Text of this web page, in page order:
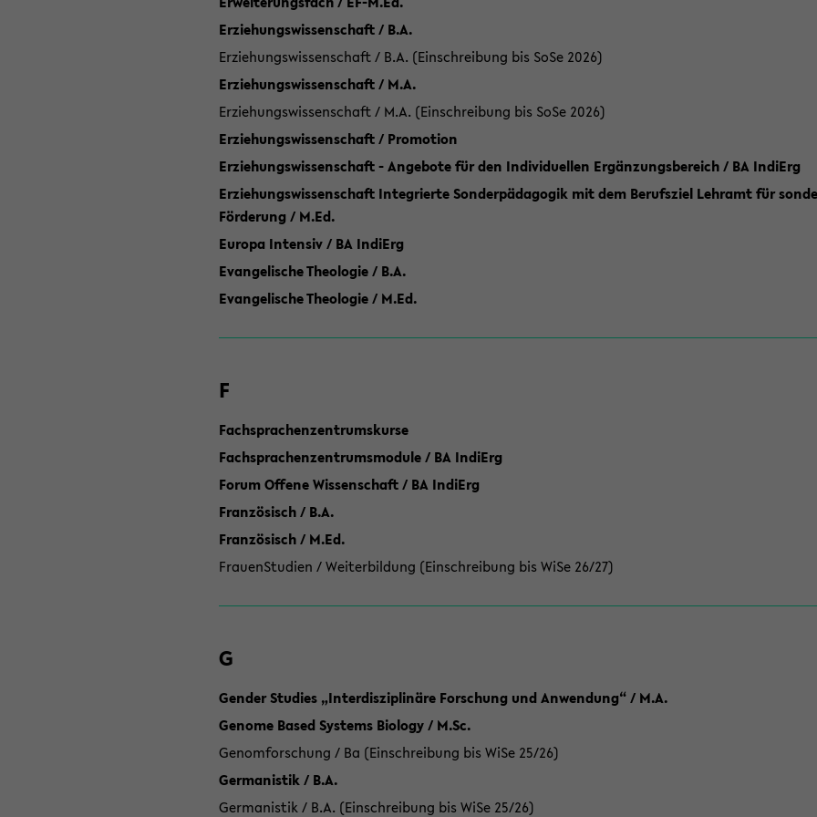
Erziehungswissenschaft / B.A.
Erziehungswissenschaft / B.A. (Einschreibung bis SoSe 2026)
Erziehungswissenschaft / M.A.
Erziehungswissenschaft / M.A. (Einschreibung bis SoSe 2026)
Erziehungswissenschaft / Promotion
Erziehungswissenschaft - Angebote für den Individuellen Ergänzungsbereich / BA IndiErg
Erziehungswissenschaft Integrierte Sonderpädagogik mit dem Berufsziel Lehramt für
Förderung / M.Ed.
Europa Intensiv / BA IndiErg
Evangelische Theologie / B.A.
Evangelische Theologie / M.Ed.
F
Fachsprachenzentrumskurse
Fachsprachenzentrumsmodule / BA IndiErg
Forum Offene Wissenschaft / BA IndiErg
Französisch / B.A.
Französisch / M.Ed.
FrauenStudien / Weiterbildung (Einschreibung bis WiSe 26/27)
G
Gender Studies „Interdisziplinäre Forschung und Anwendung“ / M.A.
Genome Based Systems Biology / M.Sc.
Genomforschung / Ba (Einschreibung bis WiSe 25/26)
Germanistik / B.A.
Germanistik / B.A. (Einschreibung bis WiSe 25/26)